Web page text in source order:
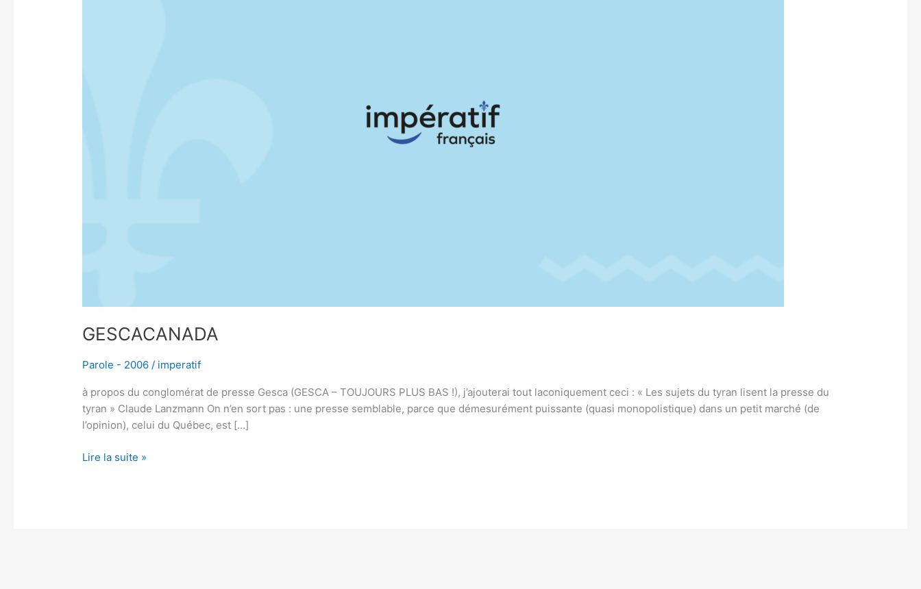
GESCACANADA
Parole - 2006 / imperatif
à propos du conglomérat de presse Gesca (GESCA – TOUJOURS PLUS BAS !), j’ajouterai tout laconiquement ceci : « Les sujets du tyran lisent la presse du
tyran » Claude Lanzmann On n’en sort pas : une presse semblable, parce que démesurément puissante (quasi monopolistique) dans un petit marché (de
l’opinion), celui du Québec, est […]
Lire la suite »